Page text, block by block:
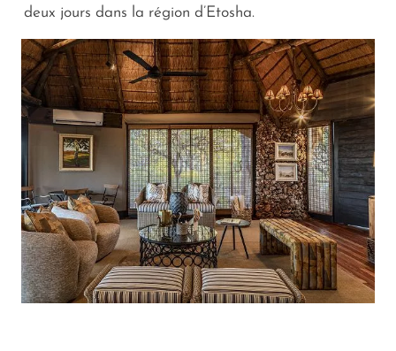
deux jours dans la région d’Etosha.